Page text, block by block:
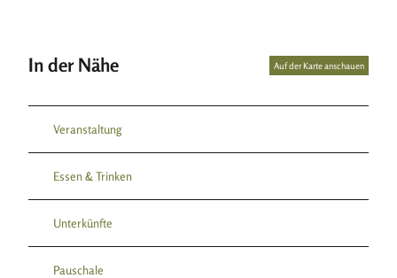
In der Nähe Auf der Karte anschauen
Veranstaltung
Essen & Trinken
Unterkünfte
Pauschale